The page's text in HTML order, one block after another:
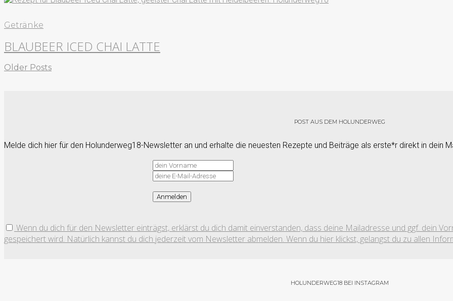
Getränke
BLAUBEER ICED CHAI LATTE
Older Posts
POST AUS DEM HOLUNDERWEG
Melde dich hier für den Holunderweg18-Newsletter an und erhalte die neuesten Rezepte und Beiträge als erste*r direkt in dein
Wenn du dich für den Newsletter einträgst, erklärst du dich damit einverstanden, dass deine Mailadresse und ggf. dein
gespeichert wird. Natürlich kannst du dich jederzeit vom Newsletter abmelden. Wenn du hier klickst, gelangst du zu allen
HOLUNDERWEG18 BEI INSTAGRAM